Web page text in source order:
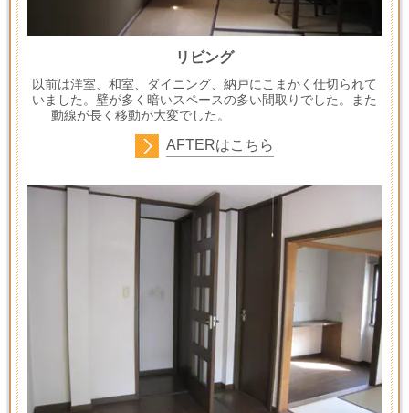
リビング
以前は洋室、和室、ダイニング、納戸にこまかく仕切られて
いました。壁が多く暗いスペースの多い間取りでした。また
動線が長く移動が大変でした。
AFTERはこちら